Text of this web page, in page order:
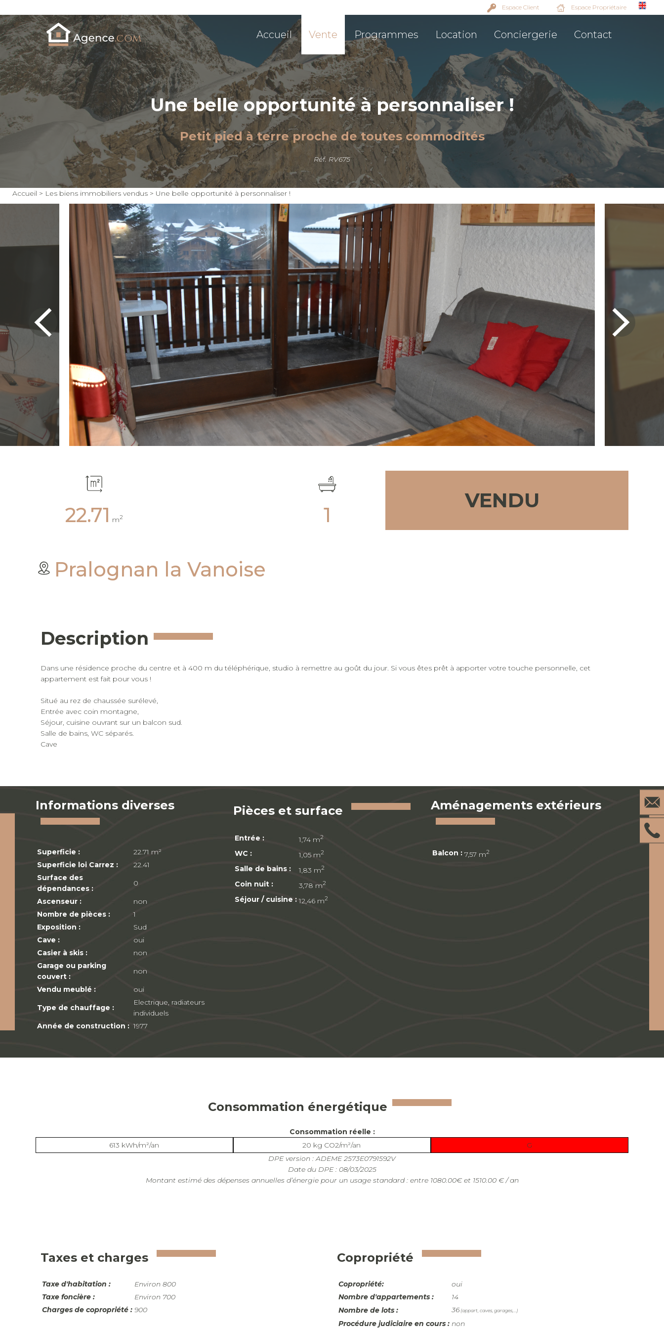
Espace Client Espace Propriétaire
Accueil Vente Programmes Location Conciergerie Contact
Une belle opportunité à personnaliser !
Petit pied à terre proche de toutes commodités
Réf. RV675
Accueil > Les biens immobiliers vendus > Une belle opportunité à personnaliser !
22.71 m2 1
VENDU
Pralognan la Vanoise
Description
Dans une résidence proche du centre et à 400 m du téléphérique, studio à remettre au goût du jour. Si vous êtes prêt à apporter votre touche personnelle, cet
appartement est fait pour vous !
Situé au rez de chaussée surélevé,
Entrée avec coin montagne,
Séjour, cuisine ouvrant sur un balcon sud.
Salle de bains, WC séparés.
Cave
Informations diverses
Superficie :
22.71 m²
Superficie loi Carrez :
22.41
Surface des
dépendances :
0
Ascenseur :
non
Nombre de pièces :
1
Exposition :
Sud
Cave :
oui
Casier à skis :
non
Garage ou parking
couvert :
non
Vendu meublé : oui
Type de chauffage :
Electrique, radiateurs
individuels
Année de construction : 1977
Pièces et surface
Entrée : 1,74 m2
WC : 1,05 m2
Salle de bains : 1,83 m2
Coin nuit : 3,78 m2
Séjour / cuisine : 12,46 m2
Aménagements extérieurs
Balcon : 7,57 m2
Consommation énergétique
Consommation réelle :
613 kWh/m²/an
20 kg CO2/m²/an
G
DPE version : ADEME 2573E0791592V
Date du DPE : 08/03/2025
Montant estimé des dépenses annuelles d’énergie pour un usage standard : entre 1080.00€ et 1510.00 € / an
Taxes et charges
Taxe d'habitation :
Environ 800
Taxe foncière :
Environ 700
Charges de copropriété : 900
Copropriété
Copropriété:
oui
Nombre d'appartements :
14
Nombre de lots :
36(appart, caves, garages,...)
Procédure judiciaire en cours : non